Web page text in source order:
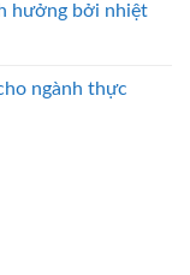
hưởng bởi nhiệt
ngành thực